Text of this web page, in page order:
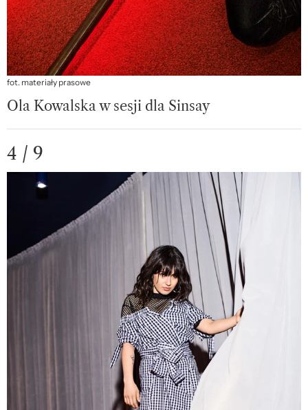
fot. materiały prasowe
Ola Kowalska w sesji dla Sinsay
4 / 9